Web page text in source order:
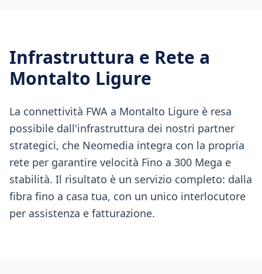
Infrastruttura e Rete a
Montalto Ligure
La connettività FWA a Montalto Ligure è resa
possibile dall'infrastruttura dei nostri partner
strategici, che Neomedia integra con la propria
rete per garantire velocità Fino a 300 Mega e
stabilità. Il risultato è un servizio completo: dalla
fibra fino a casa tua, con un unico interlocutore
per assistenza e fatturazione.